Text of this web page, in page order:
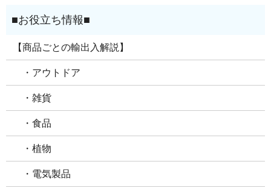
【商品ごとの輸出入解説】
・アウトドア
・雑貨
・食品
・植物
・電気製品